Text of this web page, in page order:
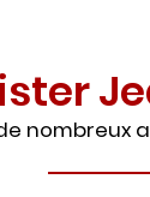
nombreux